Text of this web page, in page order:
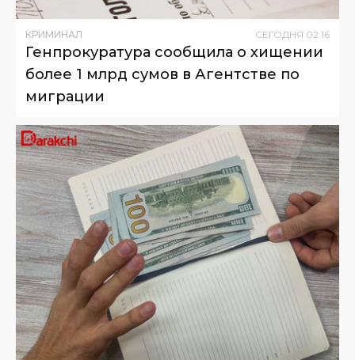
КРИМИНАЛ СЕГОДНЯ 02:16
Генпрокуратура сообщила о хищении
более 1 млрд сумов в Агентстве по
миграции